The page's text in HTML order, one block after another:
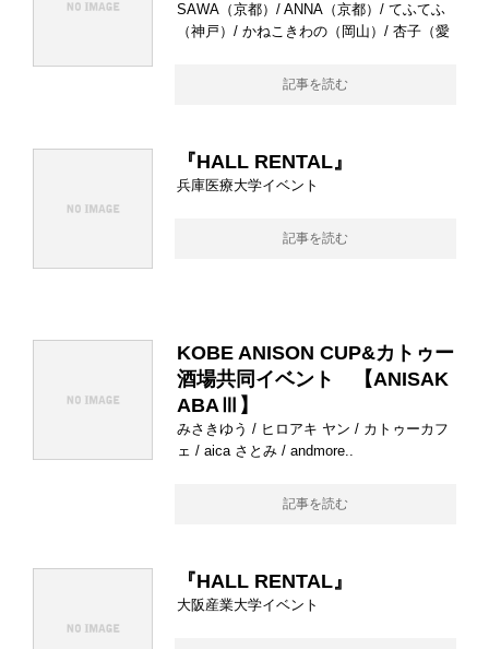
SAWA（京都）/ ANNA（京都）/ てふてふ
（神戸）/ かねこきわの（岡山）/ 杏子（愛
記事を読む
『HALL RENTAL』
兵庫医療大学イベント
記事を読む
KOBE ANISON CUP&カトゥー
酒場共同イベント 【ANISAK
ABAⅢ】
みさきゆう / ヒロアキ ヤン / カトゥーカフ
ェ / aica さとみ / andmore..
記事を読む
『HALL RENTAL』
大阪産業大学イベント